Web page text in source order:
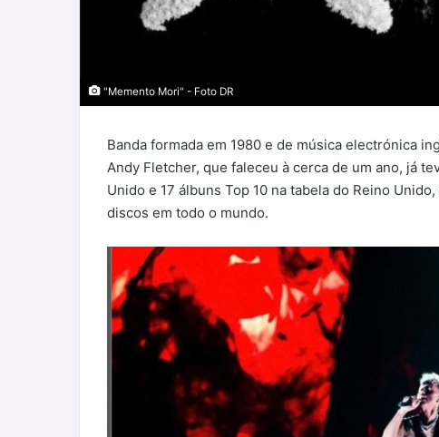
"Memento Mori" - Foto DR
Banda formada em 1980 e de música electrónica
Andy Fletcher, que faleceu à cerca de um ano, já
Unido e 17 álbuns Top 10 na tabela do Reino
discos em todo o mundo.